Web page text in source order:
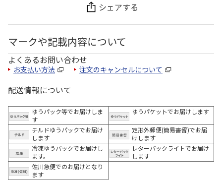
シェアする
マークや記載内容について
よくあるお問い合わせ
お支払い方法 注文のキャンセルについて
配送情報について
ゆうパック等でお届けしま
す
ゆうパケットでお届けします
チルドゆうパックでお届け
します
定形外郵便(簡易書留)でお届
けします
冷凍ゆうパックでお届けし
ます。
レターパックライトでお届け
します
佐川急便でのお届けとなり
ます